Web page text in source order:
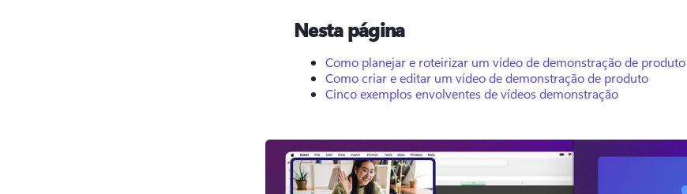
Nesta página
Como planejar e roteirizar um vídeo de demonstração de produto
Como criar e editar um vídeo de demonstração de produto
Cinco exemplos envolventes de vídeos demonstração